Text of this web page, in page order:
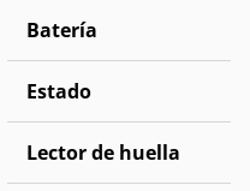
Batería
Estado
Lector de huella